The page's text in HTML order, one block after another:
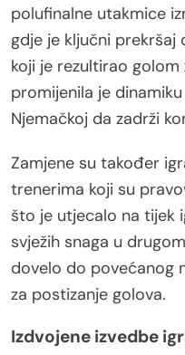
polufinalne utakmice
gdje je ključni
koji je rezultirao golom
promijenila je
Njemačkoj da zadrži
Zamjene su također
trenerima koji su
što je utjecalo na tijek
svježih snaga u
dovelo do povećanog
za postizanje golova.
Izdvojene izvedbe